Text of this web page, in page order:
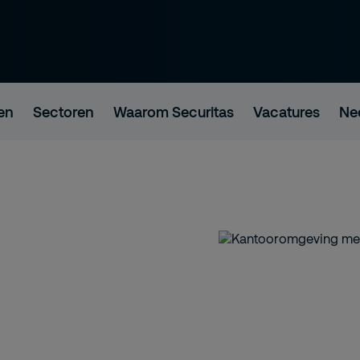
Sectoren Waarom Securitas Vacatures